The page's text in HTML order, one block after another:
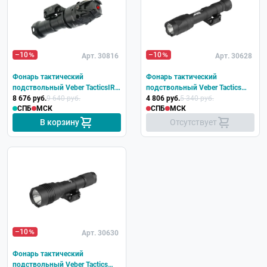
–10 Арт. 30816
Фонарь тактический
подствольный Veber TacticsIR
175 Weaver
8 676 руб.9 640 руб.
СПБ
МСК
В корзину
–10 Арт. 30628
Фонарь тактический
подствольный Veber Tactics
120 Weaver
4 806 руб.5 340 руб.
СПБ
МСК
Отсутствует
–10 Арт. 30630
Фонарь тактический
подствольный Veber Tactics